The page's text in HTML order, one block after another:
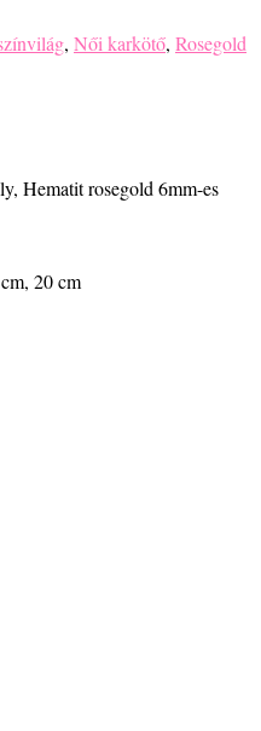
, Női karkötő, Rosegold
Hematit rosegold 6mm-es
20 cm